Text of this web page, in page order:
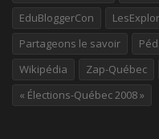
EduBloggerCon
Partageons le savoir
Wikipédia
Zap-Québec
« Élections-Québec 2008 »